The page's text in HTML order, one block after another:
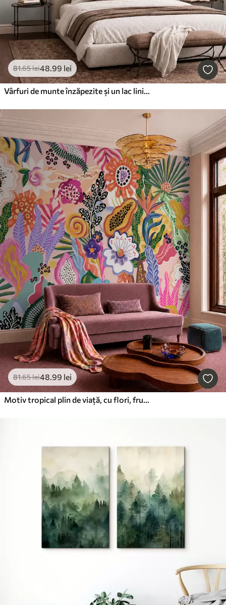
81.65lei48.99 lei
Vârfuri de munte înzăpezite și un lac liniștit, cu o oglindire ca de oglindă
81.65lei48.99 lei
Motiv tropical plin de viață, cu flori, frunze și fructe colorate